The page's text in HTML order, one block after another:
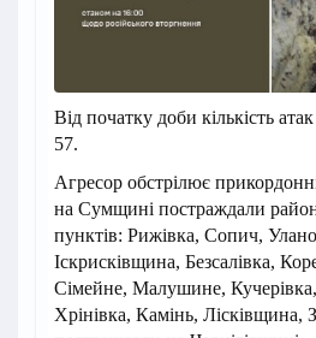
Від початку доби кількість
57.
Агресор обстрілює
на Сумщині постраждали
пунктів: Рижівка, Сопич,
Іскрисківщина, Безсалівка,
Сімейне, Малушине,
Хрінівка, Камінь, Лісківщина,